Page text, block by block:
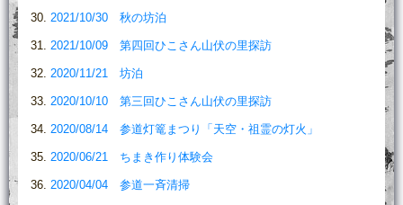
2021/10/30 秋の坊泊
2021/10/09 第四回ひこさん山伏の里探訪
2020/11/21 坊泊
2020/10/10 第三回ひこさん山伏の里探訪
2020/08/14 参道灯篭まつり「天空・祖霊の灯火」
2020/06/21 ちまき作り体験会
2020/04/04 参道一斉清掃